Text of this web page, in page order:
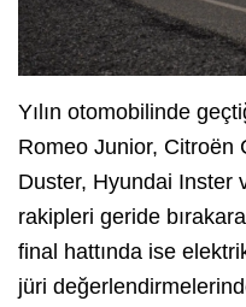
Yılın otomobilinde
Romeo Junior, Citroën
Duster, Hyundai Inster
rakipleri geride
final hattında ise
jüri